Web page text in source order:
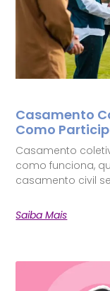
Casamento
Como
Casamento
como funciona,
casamento civil
Saiba Mais